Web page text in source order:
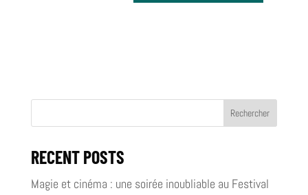
Rechercher
RECENT POSTS
Magie et cinéma : une soirée inoubliable au Festival